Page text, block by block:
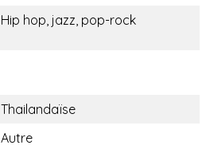
Hip hop, jazz, pop-rock
Thailandaïse
Autre